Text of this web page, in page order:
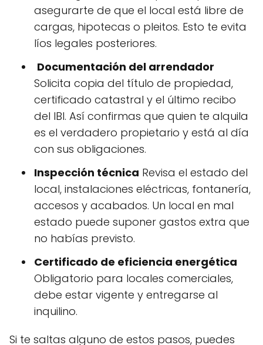
asegurarte de que el local está libre de
cargas, hipotecas o pleitos. Esto te evita
líos legales posteriores.
Documentación del arrendador
Solicita copia del título de propiedad,
certificado catastral y el último recibo
del IBI. Así confirmas que quien te alquila
es el verdadero propietario y está al día
con sus obligaciones.
Inspección técnica Revisa el estado del
local, instalaciones eléctricas, fontanería,
accesos y acabados. Un local en mal
estado puede suponer gastos extra que
no habías previsto.
Certificado de eficiencia energética
Obligatorio para locales comerciales,
debe estar vigente y entregarse al
inquilino.
Si te saltas alguno de estos pasos, puedes